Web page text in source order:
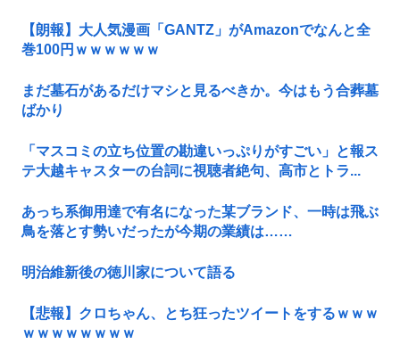
【朗報】大人気漫画「GANTZ」がAmazonでなんと全
巻100円ｗｗｗｗｗｗ
まだ墓石があるだけマシと見るべきか。今はもう合葬墓
ばかり
「マスコミの立ち位置の勘違いっぷりがすごい」と報ス
テ大越キャスターの台詞に視聴者絶句、高市とトラ...
あっち系御用達で有名になった某ブランド、一時は飛ぶ
鳥を落とす勢いだったが今期の業績は……
明治維新後の徳川家について語る
【悲報】クロちゃん、とち狂ったツイートをするｗｗｗ
ｗｗｗｗｗｗｗｗ